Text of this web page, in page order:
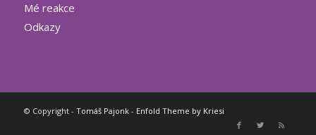
Mé reakce
Odkazy
© Copyright - Tomáš Pajonk- Enfold Theme by Kriesi